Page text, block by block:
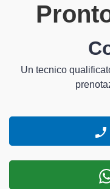
Un tecnico